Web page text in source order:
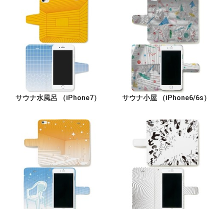
サウナ水風呂 （iPhone7） サウナ小屋 （iPhone6/6s）